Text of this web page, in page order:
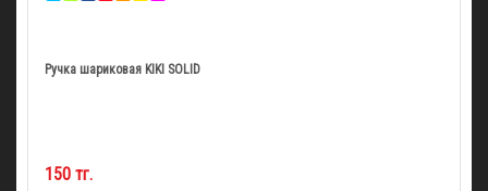
Ручка шариковая KIKI SOLID
150 тг.